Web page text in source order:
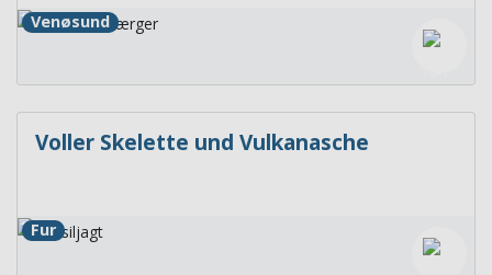
Venøsund
Voller Skelette und Vulkanasche
Fur